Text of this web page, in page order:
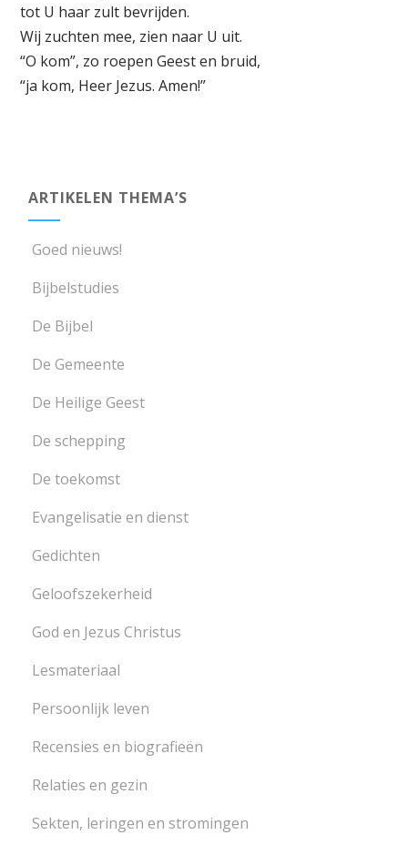
tot U haar zult bevrijden.
Wij zuchten mee, zien naar U uit.
“O kom”, zo roepen Geest en bruid,
“ja kom, Heer Jezus. Amen!”
ARTIKELEN THEMA’S
Goed nieuws!
Bijbelstudies
De Bijbel
De Gemeente
De Heilige Geest
De schepping
De toekomst
Evangelisatie en dienst
Gedichten
Geloofszekerheid
God en Jezus Christus
Lesmateriaal
Persoonlijk leven
Recensies en biografieën
Relaties en gezin
Sekten, leringen en stromingen